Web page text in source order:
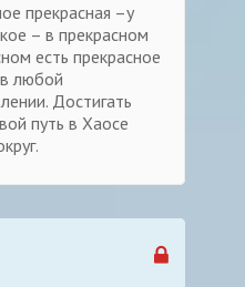
прекрасная –у
– в прекрасном
есть прекрасное
любой
Достигать
путь в Хаосе